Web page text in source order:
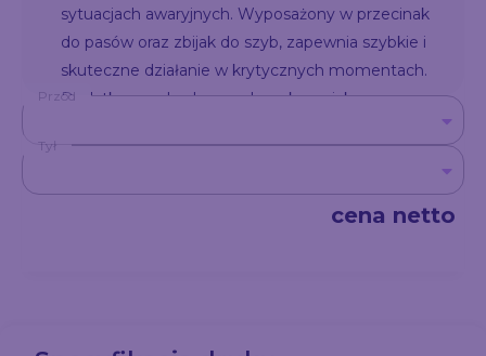
sytuacjach awaryjnych. Wyposażony w przecinak
do pasów oraz zbijak do szyb, zapewnia szybkie i
skuteczne działanie w krytycznych momentach.
Dodatkowo wbudowana lampka zwiększa
bezpieczeństwo w nieprzewidzianych sytuacjach.
Przód
Tył
cena netto